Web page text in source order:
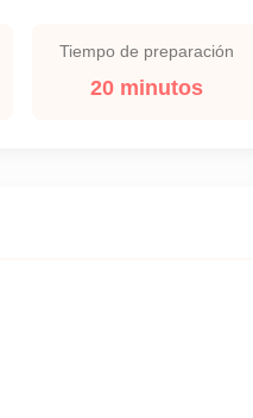
Tiempo de preparación
20 minutos